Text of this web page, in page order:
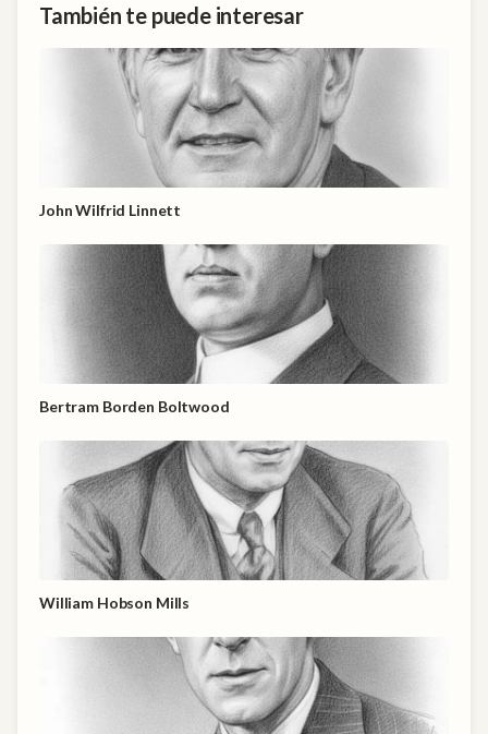
También te puede interesar
John Wilfrid Linnett
Bertram Borden Boltwood
William Hobson Mills